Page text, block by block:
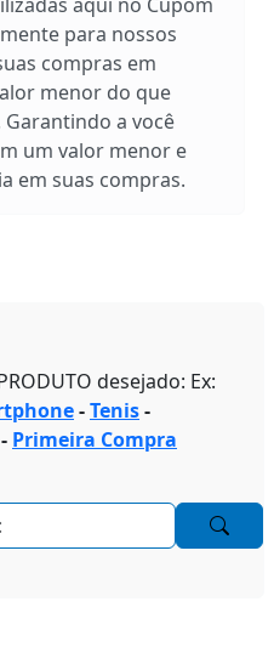
para nossos
compras em
menor do que
a você
um valor menor e
em suas compras.
desejado: Ex:
-Tenis-
- Primeira Compra